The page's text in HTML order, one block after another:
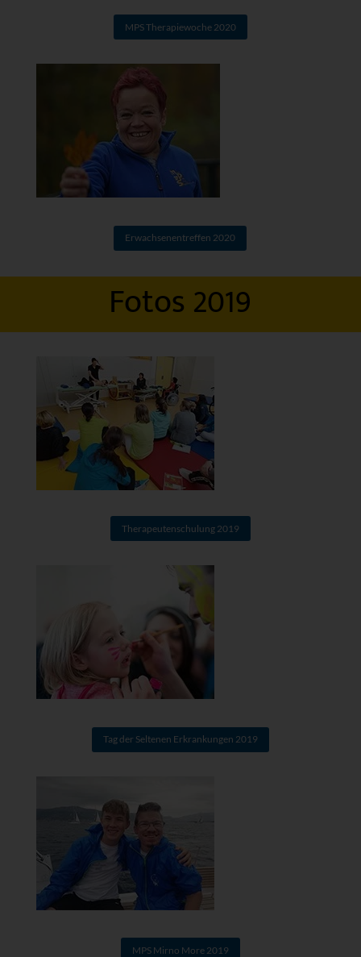
MPS Therapiewoche 2020
Erwachsenentreffen 2020
Fotos 2019
Therapeutenschulung 2019
Tag der Seltenen Erkrankungen 2019
MPS Mirno More 2019